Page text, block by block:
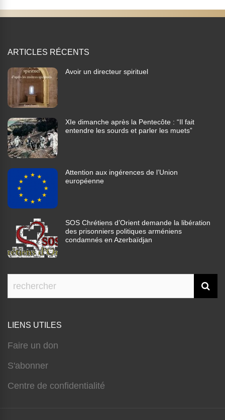
ARTICLES RÉCENTS
Avoir un directeur spirituel
XIe dimanche après la Pentecôte : “Il fait
entendre les sourds et parler les muets”
Attention aux ingérences de l’Union
européenne
SOS Chrétiens d’Orient demande la libération
des prisonniers politiques arméniens
condamnés en Azerbaïdjan
LIENS UTILES
Faire un don
S'abonner
Centre de confidentialité